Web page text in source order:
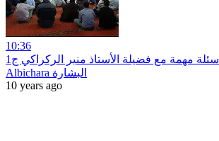
10:36
أسئلة مهمة مع فضيلة الأستاذ منير الركراكي ج1
Albichara البشارة
10 years ago